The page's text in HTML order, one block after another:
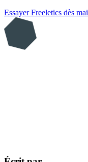
Essayer Freeletics dès